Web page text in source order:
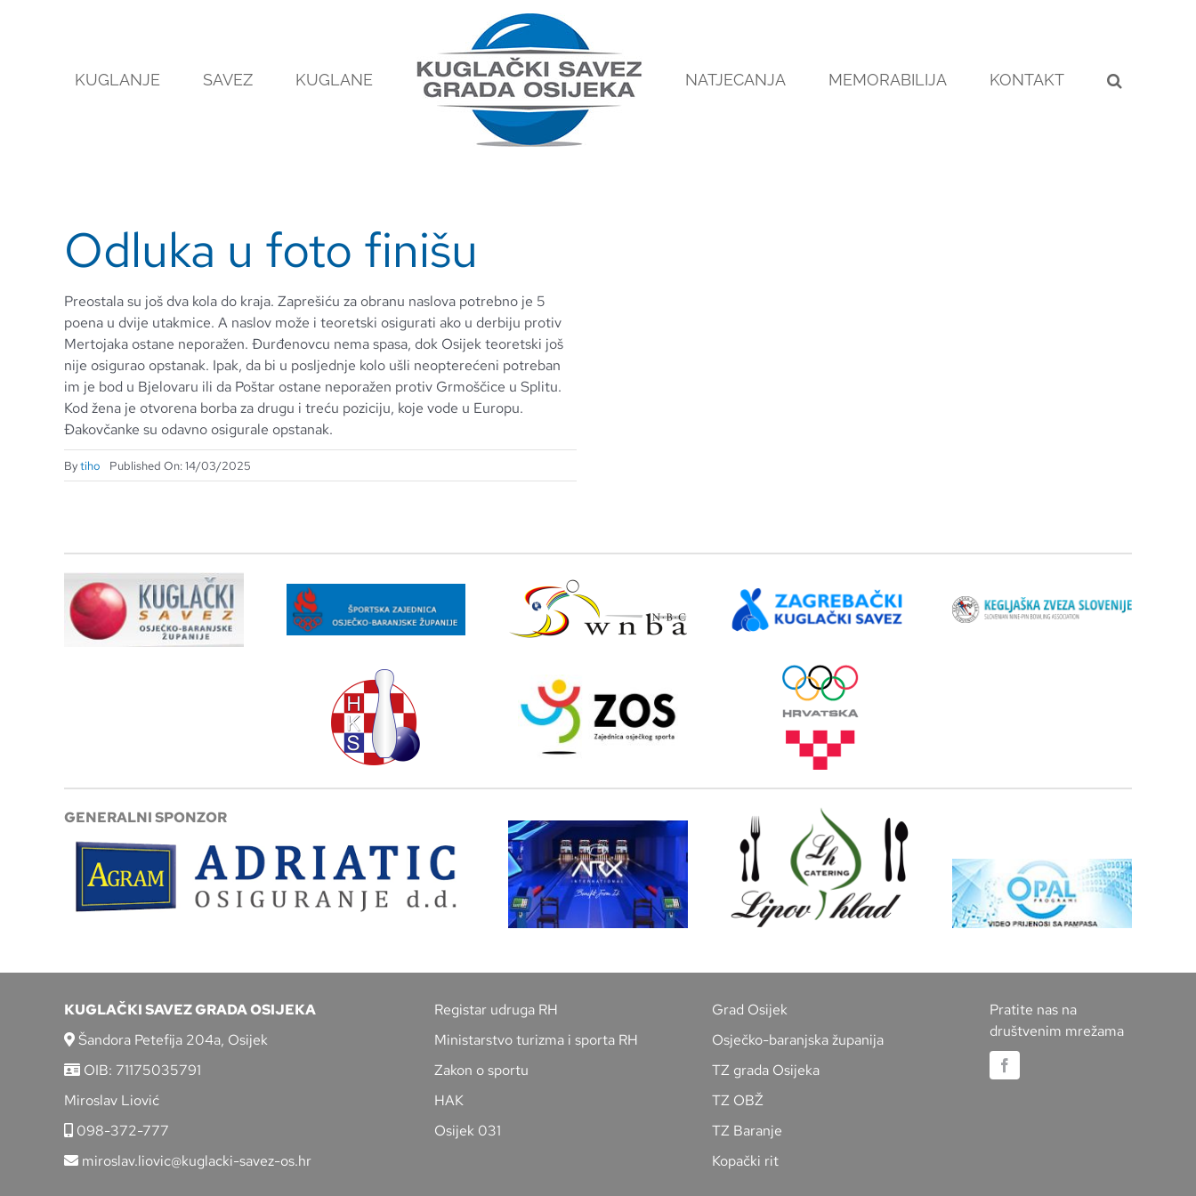
KUGLANJE
SAVEZ KUGLANE NATJECANJA MEMORABILIJA KONTAKT
Odluka u foto finišu
Preostala su još dva kola do kraja. Zaprešiću za obranu naslova potrebno je 5
poena u dvije utakmice. A naslov može i teoretski osigurati ako u derbiju protiv
Mertojaka ostane neporažen. Đurđenovcu nema spasa, dok Osijek teoretski još
nije osigurao opstanak. Ipak, da bi u posljednje kolo ušli neopterećeni potreban
im je bod u Bjelovaru ili da Poštar ostane neporažen protiv Grmoščice u Splitu.
Kod žena je otvorena borba za drugu i treću poziciju, koje vode u Europu.
Đakovčanke su odavno osigurale opstanak.
Bytiho Published On: 14/03/2025
GENERALNI SPONZOR
KUGLAČKI SAVEZ GRADA OSIJEKA
Šandora Petefija 204a, Osijek
OIB: 71175035791
Miroslav Liović
098-372-777
miroslav.liovic@kuglacki-savez-os.hr
Registar udruga RH
Ministarstvo turizma i sporta RH
Zakon o sportu
HAK
Osijek 031
Grad Osijek
Osječko-baranjska županija
TZ grada Osijeka
TZ OBŽ
TZ Baranje
Kopački rit
Pratite nas na
društvenim mrežama